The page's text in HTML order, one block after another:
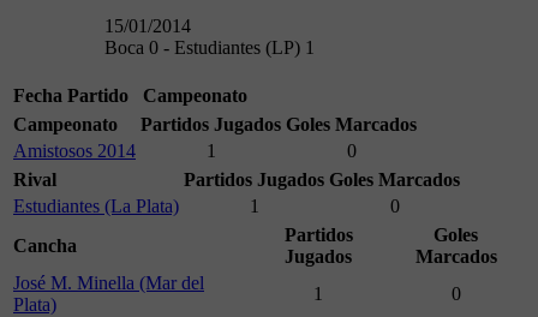
15/01/2014
Boca 0 - Estudiantes (LP) 1
Fecha Partido
Campeonato
Campeonato
Partidos Jugados Goles Marcados
Amistosos 2014
1
0
Rival
Partidos Jugados Goles Marcados
Estudiantes (La Plata)
1
0
Cancha
Partidos
Jugados
Goles
Marcados
José M. Minella (Mar del
Plata)
1
0